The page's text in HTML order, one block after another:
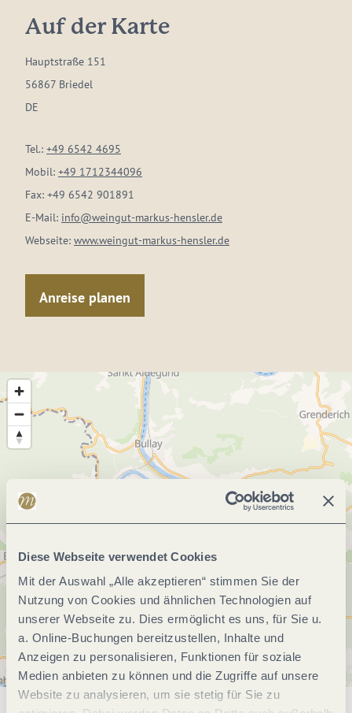
Diese Webseite verwendet Cookies
Mit der Auswahl „Alle akzeptieren“ stimmen Sie der
Nutzung von Cookies und ähnlichen Technologien auf
unserer Webseite zu. Dies ermöglicht es uns, für Sie u.
a. Online-Buchungen bereitzustellen, Inhalte und
Anzeigen zu personalisieren, Funktionen für soziale
Medien anbieten zu können und die Zugriffe auf unsere
Website zu analysieren, um sie stetig für Sie zu
Auf der Karte
Hauptstraße 151
56867 Briedel
DE
Tel.: +49 6542 4695
Mobil: +49 1712344096
Fax: +49 6542 901891
E-Mail: info@weingut-markus-hensler.de
Webseite: www.weingut-markus-hensler.de
Anreise planen